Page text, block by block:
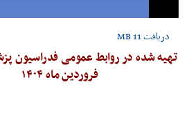
دریافت11 MB
تهیه شده در روابط عمومی فدراسیون
فروردین ماه ۱۴۰۴